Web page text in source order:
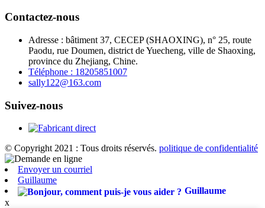
Contactez-nous
Adresse : bâtiment 37, CECEP (SHAOXING), n° 25, route
Paodu, rue Doumen, district de Yuecheng, ville de Shaoxing,
province du Zhejiang, Chine.
Téléphone : 18205851007
sally122@163.com
Suivez-nous
© Copyright 2021 : Tous droits réservés. politique de confidentialité
Envoyer un courriel
Guillaume
Guillaume
x